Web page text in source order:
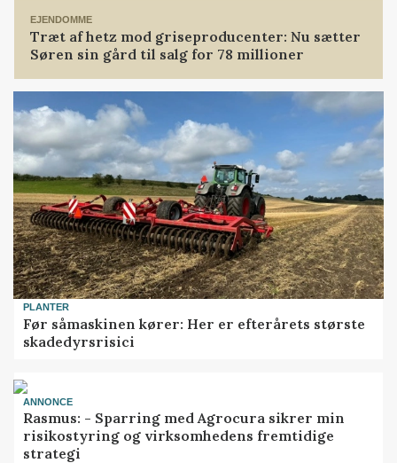
EJENDOMME
Træt af hetz mod griseproducenter: Nu sætter
Søren sin gård til salg for 78 millioner
PLANTER
Før såmaskinen kører: Her er efterårets største
skadedyrsrisici
ANNONCE
Rasmus: - Sparring med Agrocura sikrer min
risikostyring og virksomhedens fremtidige
strategi